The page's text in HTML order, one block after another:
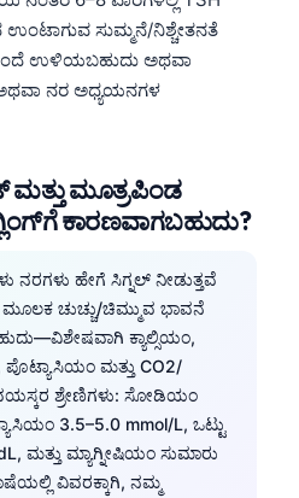
ಸುಮ್ಮನೆ/ನಿಶ್ಚೇತನತೆ
ಉಳಿಯಬಹುದು ಅಥವಾ
ನರ ಅಧ್ಯಯನಗಳ
ಮತ್ತು ಮೂತ್ರಪಿಂಡ
ಕಾರಣವಾಗಬಹುದು?
ನರಗಳು ಹೇಗೆ ಸಿಗ್ನಲ್ ನೀಡುತ್ತವೆ
ಚುಚ್ಚು/ಚಿಮ್ಮುವ ಭಾವನೆ
ಕ್ಯಾಲ್ಸಿಯಂ,
ಮತ್ತು CO2/
ಶ್ರೇಣಿಗಳು: ಸೋಡಿಯಂ
3.5–5.0 mmol/L, ಒಟ್ಟು
ಮತ್ತು ಮ್ಯಾಗ್ನೀಷಿಯಂ ಸುಮಾರು
ವಿವರಕ್ಕಾಗಿ, ನಮ್ಮ